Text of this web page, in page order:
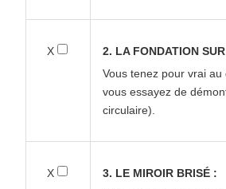
X
2. LA FONDATION
Vous tenez pour vrai au
vous essayez de
circulaire).
X
3. LE MIROIR BRISÉ :